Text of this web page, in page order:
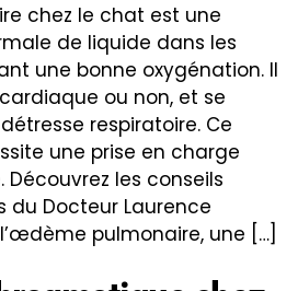
chez le chat est une
de liquide dans les
une bonne oxygénation. Il
ou non, et se
respiratoire. Ce
une prise en charge
les conseils
du Docteur Laurence
pulmonaire, une […]